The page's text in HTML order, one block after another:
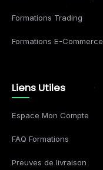
Formations Trading
Formations E-Commerce
Liens Utiles
Espace Mon Compte
FAQ Formations
Preuves de livraison